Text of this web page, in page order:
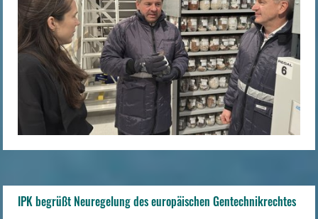
IPK begrüßt Neuregelung des europäischen Gentechnikrechtes